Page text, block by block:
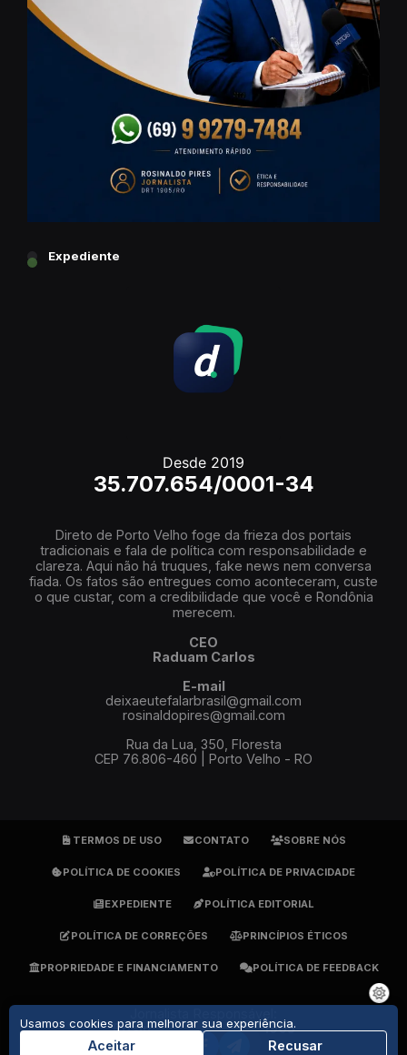
Expediente
Desde 2019
35.707.654/0001-34
Direto de Porto Velho foge da frieza dos portais
tradicionais e fala de política com responsabilidade e
clareza. Aqui não há truques, fake news nem conversa
fiada. Os fatos são entregues como aconteceram, custe
o que custar, com a credibilidade que você e Rondônia
merecem.
CEO
Raduam Carlos
E-mail
deixaeutefalarbrasil@gmail.com
rosinaldopires@gmail.com
Rua da Lua, 350, Floresta
CEP 76.806-460 | Porto Velho - RO
TERMOS DE USO CONTATO SOBRE NÓS
POLÍTICA DE COOKIES POLÍTICA DE PRIVACIDADE
EXPEDIENTE POLÍTICA EDITORIAL
POLÍTICA DE CORREÇÕES PRINCÍPIOS ÉTICOS
PROPRIEDADE E FINANCIAMENTO POLÍTICA DE FEEDBACK
Rosinaldo Pires - DRT 1905
Usamos cookies para melhorar sua experiência.
Aceitar Recusar